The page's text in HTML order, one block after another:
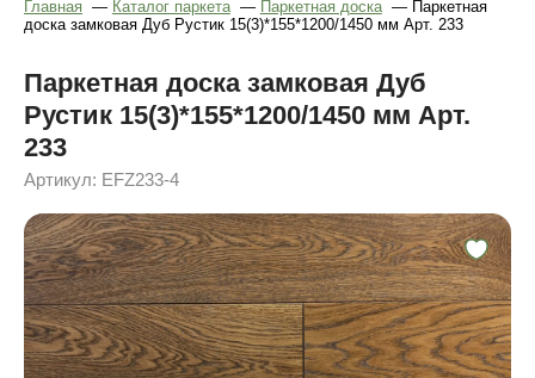
Главная — Каталог паркета — Паркетная доска — Паркетная
доска замковая Дуб Рустик 15(3)*155*1200/1450 мм Арт. 233
Паркетная доска замковая Дуб
Рустик 15(3)*155*1200/1450 мм Арт.
233
Артикул: EFZ233-4